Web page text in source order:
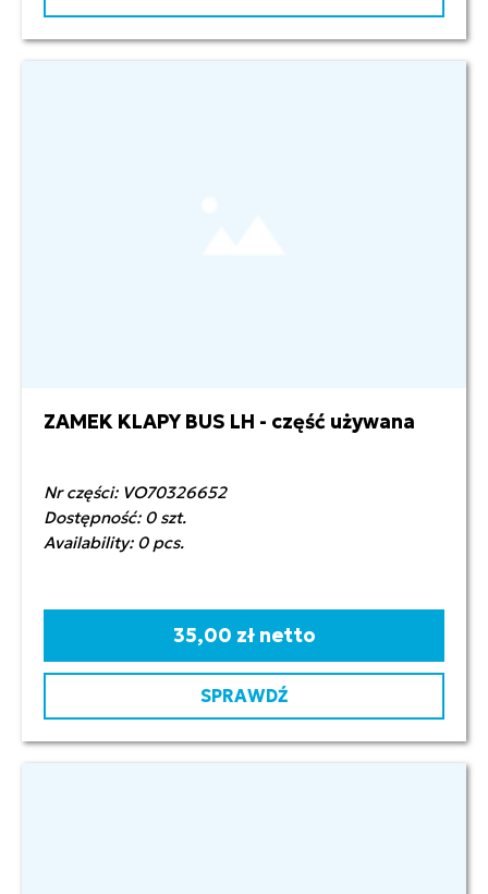
ZAMEK KLAPY BUS LH - część używana
Nr części: VO70326652
Dostępność: 0 szt.
Availability: 0 pcs.
35,00 zł netto
SPRAWDŹ